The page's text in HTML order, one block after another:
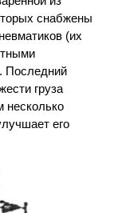
снабжены
(их
Последний
груза
несколько
его